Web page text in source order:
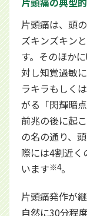
片頭痛は、頭
ズキンズキン
す。そのほか
対し知覚過敏
ラキラもしく
がる「閃輝暗
前兆の後に起
の名の通り、
際には4割近く
います※4。
片頭痛発作が
自然に30分程